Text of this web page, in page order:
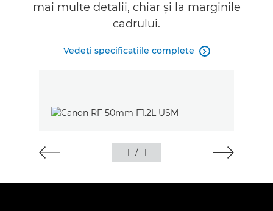
mai multe detalii, chiar şi la marginile
cadrului.
Vedeţi specificaţiile complete 
1 / 1